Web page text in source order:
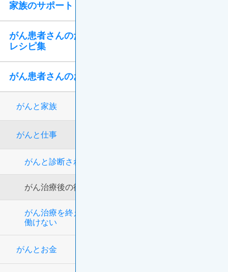
家族のサポート
がん患者さんのための
レシピ集
がん患者さんのお悩み相談室
がんと家族
がんと仕事
がんと診断されたら、会社にはどう伝えるか？
がん治療後の復職のタイミングと準備
がん治療を終えて復職したが、以前と同じように
働けない
がんとお金